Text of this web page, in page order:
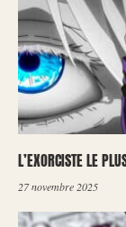
L’EXORCISTE LE
27 novembre 2025